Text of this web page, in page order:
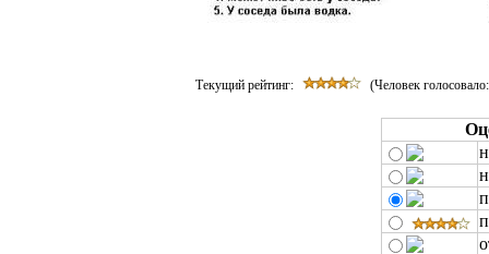
Текущий рейтинг: (Человек